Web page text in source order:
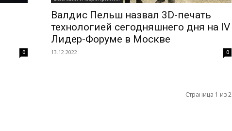
0
Валдис Пельш назвал 3D-печать
технологией сегодняшнего дня на IV
Лидер-Форуме в Москве
13.12.2022 0
Страница 1 из 2